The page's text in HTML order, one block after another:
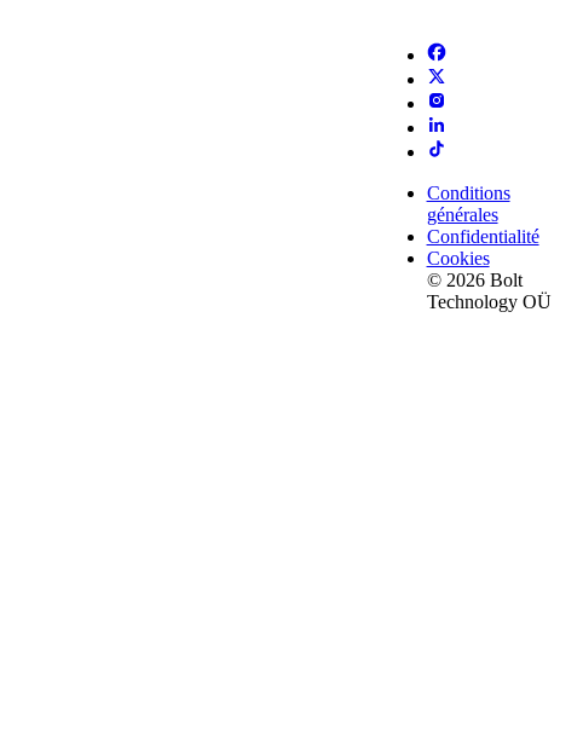
Conditions
générales
Confidentialité
Cookies
© 2026 Bolt
Technology OÜ